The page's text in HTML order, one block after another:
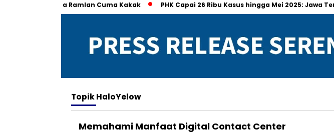
Singgung Olla Ramlan Cuma Kakak PHK Capai 26 Ribu Kasus hingga Mei 2025: Jawa
TopikHaloYelow
Memahami Manfaat Digital Contact Center